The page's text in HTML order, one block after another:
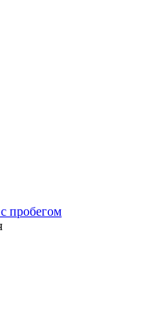
пробегом